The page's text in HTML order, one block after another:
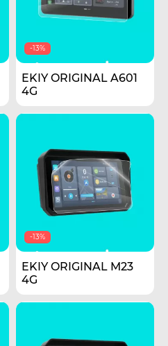
-13%
EKIY ORIGINAL A601
4G
-13%
EKIY ORIGINAL M23
4G